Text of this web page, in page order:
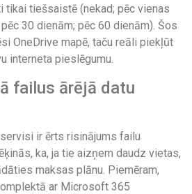
tikai tiešsaistē (nekad; pēc vienas
30 dienām; pēc 60 dienām). Šos
OneDrive mapē, taču reāli piekļūt
interneta pieslēgumu.
failus ārējā datu
ir ērts risinājums failu
ka, ja tie aizņem daudz vietas,
maksas plānu. Piemēram,
ar Microsoft 365